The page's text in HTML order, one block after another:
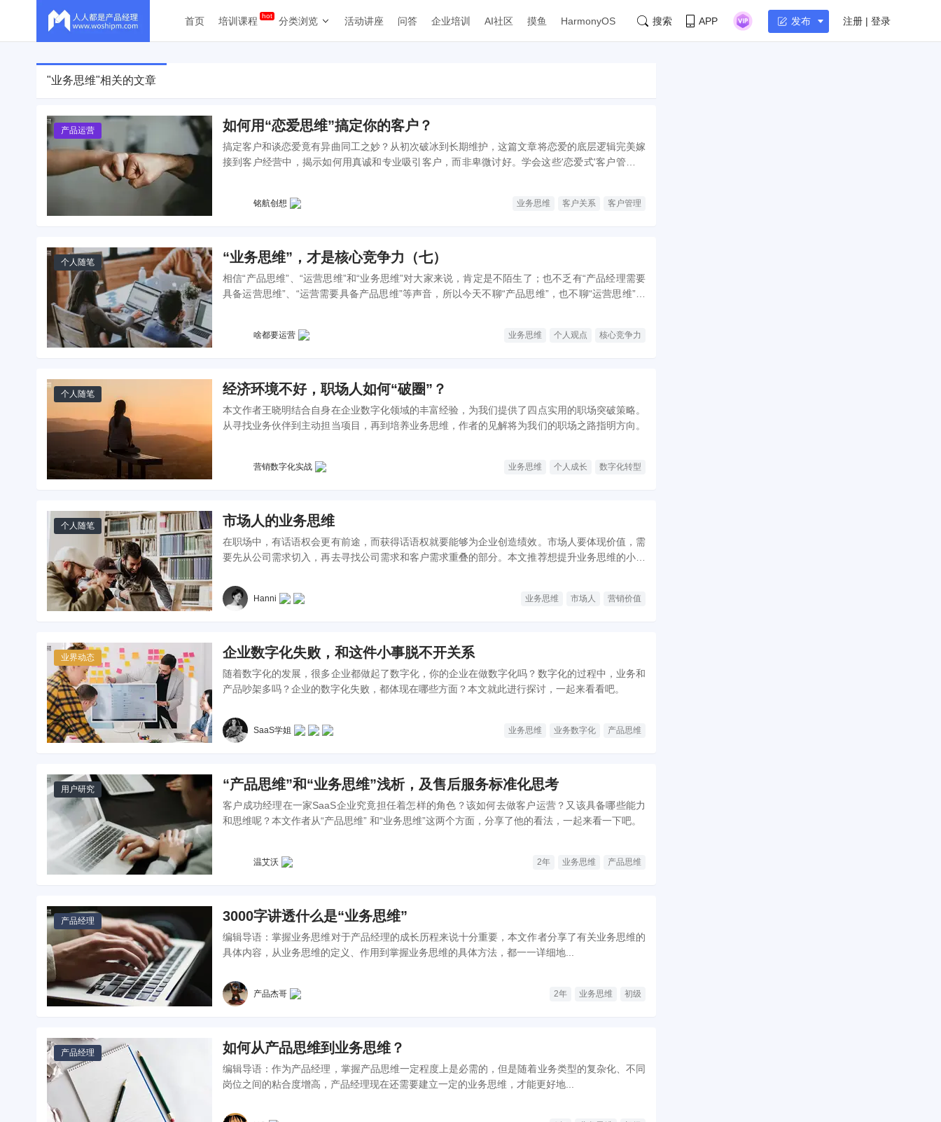
首页 培训课程 分类浏览 活动讲座 问答 企业培训 AI社区 摸鱼 HarmonyOS 搜索 APP 发布 注册 | 登录
"业务思维"相关的文章
产品运营 如何用“恋爱思维”搞定你的客户？
搞定客户和谈恋爱竟有异曲同工之妙？从初次破冰到长期维护，这篇文章将恋爱的底层逻辑完美嫁
接到客户经营中，揭示如何用真诚和专业吸引客户，而非卑微讨好。学会这些'恋爱式'客户管理技
铭航创想 业务思维 客户关系 客户管理
个人随笔 “业务思维”，才是核心竞争力（七）
相信“产品思维”、“运营思维”和“业务思维”对大家来说，肯定是不陌生了；也不乏有“产品经理需要
具备运营思维”、“运营需要具备产品思维”等声音，所以今天不聊“产品思维”，也不聊“运营思维”，
啥都要运营 业务思维 个人观点 核心竞争力
个人随笔 经济环境不好，职场人如何“破圈”？
本文作者王晓明结合自身在企业数字化领域的丰富经验，为我们提供了四点实用的职场突破策略。
从寻找业务伙伴到主动担当项目，再到培养业务思维，作者的见解将为我们的职场之路指明方向。
营销数字化实战 业务思维 个人成长 数字化转型
个人随笔 市场人的业务思维
在职场中，有话语权会更有前途，而获得话语权就要能够为企业创造绩效。市场人要体现价值，需
要先从公司需求切入，再去寻找公司需求和客户需求重叠的部分。本文推荐想提升业务思维的小伙
Hanni 业务思维 市场人 营销价值
业界动态 企业数字化失败，和这件小事脱不开关系
随着数字化的发展，很多企业都做起了数字化，你的企业在做数字化吗？数字化的过程中，业务和
产品吵架多吗？企业的数字化失败，都体现在哪些方面？本文就此进行探讨，一起来看看吧。
SaaS学姐 业务思维 业务数字化 产品思维
用户研究 “产品思维”和“业务思维”浅析，及售后服务标准化思考
客户成功经理在一家SaaS企业究竟担任着怎样的角色？该如何去做客户运营？又该具备哪些能力
和思维呢？本文作者从“产品思维” 和“业务思维”这两个方面，分享了他的看法，一起来看一下吧。
温艾沃 2年 业务思维 产品思维
产品经理 3000字讲透什么是“业务思维”
编辑导语：掌握业务思维对于产品经理的成长历程来说十分重要，本文作者分享了有关业务思维的
具体内容，从业务思维的定义、作用到掌握业务思维的具体方法，都一一详细地...
产品杰哥 2年 业务思维 初级
产品经理 如何从产品思维到业务思维？
编辑导语：作为产品经理，掌握产品思维一定程度上是必需的，但是随着业务类型的复杂化、不同
岗位之间的粘合度增高，产品经理现在还需要建立一定的业务思维，才能更好地...